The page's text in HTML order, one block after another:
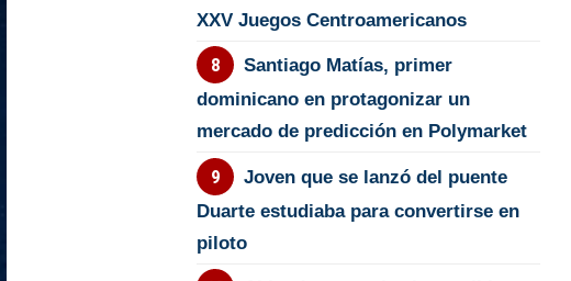
XXV Juegos Centroamericanos
Santiago Matías, primer
dominicano en protagonizar un
mercado de predicción en Polymarket
Joven que se lanzó del puente
Duarte estudiaba para convertirse en
piloto